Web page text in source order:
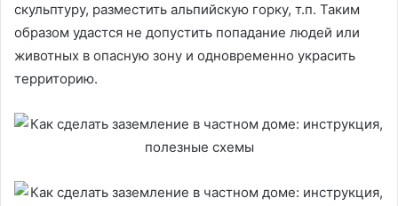
скульптуру, разместить альпийскую горку, т.п. Таким
образом удастся не допустить попадание людей или
животных в опасную зону и одновременно украсить
территорию.